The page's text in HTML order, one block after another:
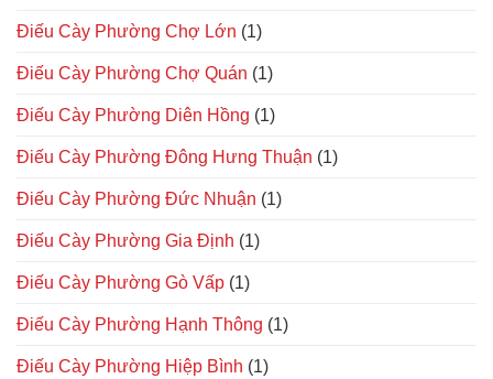
Điếu Cày Phường Chợ Lớn (1)
Điếu Cày Phường Chợ Quán (1)
Điếu Cày Phường Diên Hồng (1)
Điếu Cày Phường Đông Hưng Thuận (1)
Điếu Cày Phường Đức Nhuận (1)
Điếu Cày Phường Gia Định (1)
Điếu Cày Phường Gò Vấp (1)
Điếu Cày Phường Hạnh Thông (1)
Điếu Cày Phường Hiệp Bình (1)